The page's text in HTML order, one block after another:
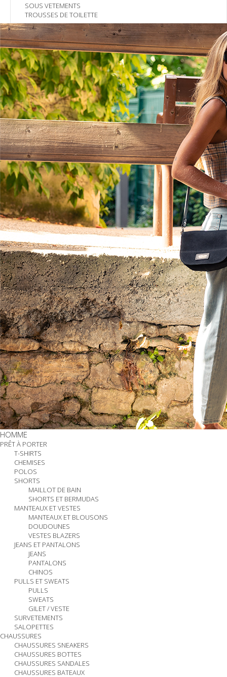
SOUS VETEMENTS
TROUSSES DE TOILETTE
HOMME
PRÊT À PORTER
T-SHIRTS
CHEMISES
POLOS
SHORTS
MAILLOT DE BAIN
SHORTS ET BERMUDAS
MANTEAUX ET VESTES
MANTEAUX ET BLOUSONS
DOUDOUNES
VESTES BLAZERS
JEANS ET PANTALONS
JEANS
PANTALONS
CHINOS
PULLS ET SWEATS
PULLS
SWEATS
GILET / VESTE
SURVETEMENTS
SALOPETTES
CHAUSSURES
CHAUSSURES SNEAKERS
CHAUSSURES BOTTES
CHAUSSURES SANDALES
CHAUSSURES BATEAUX